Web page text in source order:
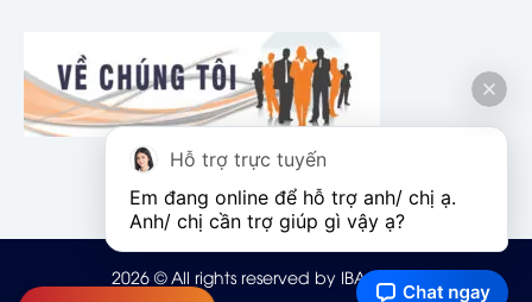
2026 © All rights reserved by IBAOHIEM
Hỗ trợ trực tuyến
Em đang online để hỗ trợ anh/ chị ạ.
Anh/ chị cần trợ giúp gì vậy ạ?